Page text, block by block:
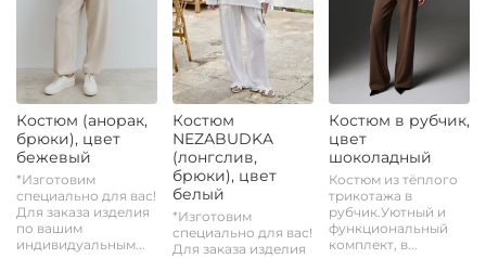
Костюм (анорак,
брюки), цвет
бежевый
*Изготовим
специально для вас!
Для заказа изделия
по вашим
индивидуальным...
Костюм
NEZABUDKA
(лонгслив,
брюки), цвет
белый
*Изготовим
специально для вас!
Для заказа изделия
Костюм в рубчик,
цвет
шоколадный
Костюм из тёплого
трикотажа в
рубчик.Уютный и
функциональный
комплект, в...